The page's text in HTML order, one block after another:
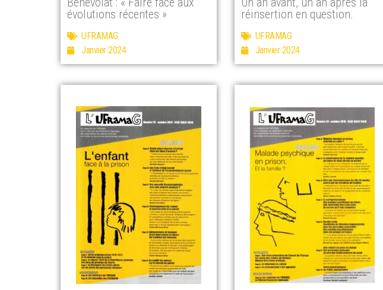
évolutions récentes »
UFRAMAG
Janvier 2024
réinsertion en question.
UFRAMAG
Janvier 2024